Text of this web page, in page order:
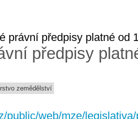
právní předpisy platné od
předpisy
zemědělství
public/web/mze/